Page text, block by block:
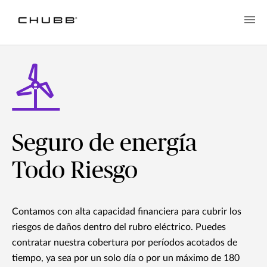
Seguro de energía
Todo Riesgo
Contamos con alta capacidad financiera para cubrir los
riesgos de daños dentro del rubro eléctrico. Puedes
contratar nuestra cobertura por períodos acotados de
tiempo, ya sea por un solo día o por un máximo de 180